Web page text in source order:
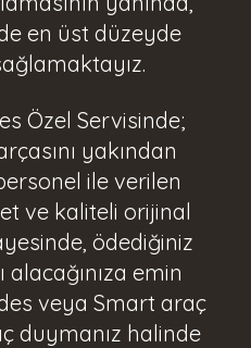
en üst düzeyde
Özel Servisinde;
yakından
ile verilen
ve kaliteli orijinal
ödediğiniz
alacağınıza emin
veya Smart araç
duymanız halinde